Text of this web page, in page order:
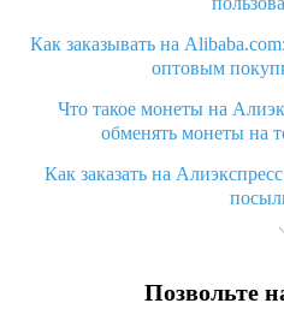
Как заказывать на
оптовым
Что такое монеты на
обменять монеты на
Как заказать на
Что значит статус «Заказ
Что делать, еслиПозвольте